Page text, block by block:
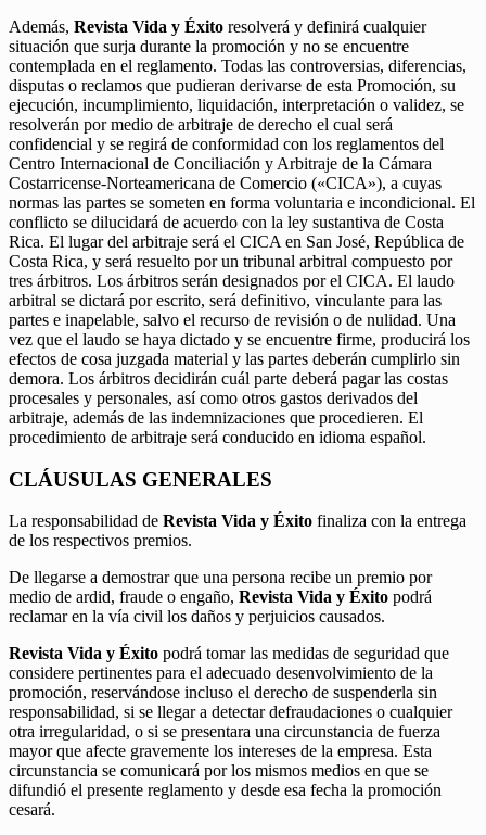
Además, Revista Vida y Éxito resolverá y definirá cualquier
situación que surja durante la promoción y no se encuentre
contemplada en el reglamento. Todas las controversias, diferencias,
disputas o reclamos que pudieran derivarse de esta Promoción, su
ejecución, incumplimiento, liquidación, interpretación o validez, se
resolverán por medio de arbitraje de derecho el cual será
confidencial y se regirá de conformidad con los reglamentos del
Centro Internacional de Conciliación y Arbitraje de la Cámara
Costarricense-Norteamericana de Comercio («CICA»), a cuyas
normas las partes se someten en forma voluntaria e incondicional. El
conflicto se dilucidará de acuerdo con la ley sustantiva de Costa
Rica. El lugar del arbitraje será el CICA en San José, República de
Costa Rica, y será resuelto por un tribunal arbitral compuesto por
tres árbitros. Los árbitros serán designados por el CICA. El laudo
arbitral se dictará por escrito, será definitivo, vinculante para las
partes e inapelable, salvo el recurso de revisión o de nulidad. Una
vez que el laudo se haya dictado y se encuentre firme, producirá los
efectos de cosa juzgada material y las partes deberán cumplirlo sin
demora. Los árbitros decidirán cuál parte deberá pagar las costas
procesales y personales, así como otros gastos derivados del
arbitraje, además de las indemnizaciones que procedieren. El
procedimiento de arbitraje será conducido en idioma español.
CLÁUSULAS GENERALES
La responsabilidad de Revista Vida y Éxito finaliza con la entrega
de los respectivos premios.
De llegarse a demostrar que una persona recibe un premio por
medio de ardid, fraude o engaño, Revista Vida y Éxito podrá
reclamar en la vía civil los daños y perjuicios causados.
Revista Vida y Éxito podrá tomar las medidas de seguridad que
considere pertinentes para el adecuado desenvolvimiento de la
promoción, reservándose incluso el derecho de suspenderla sin
responsabilidad, si se llegar a detectar defraudaciones o cualquier
otra irregularidad, o si se presentara una circunstancia de fuerza
mayor que afecte gravemente los intereses de la empresa. Esta
circunstancia se comunicará por los mismos medios en que se
difundió el presente reglamento y desde esa fecha la promoción
cesará.